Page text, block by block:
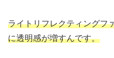
ライトリフレクティングフ
に透明感が増すんです。